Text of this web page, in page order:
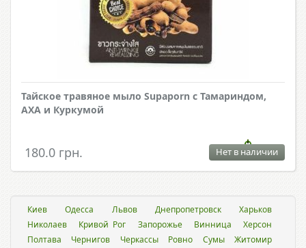
Тайское травяное мыло Supaporn с Тамариндом,
АХА и Куркумой
180.0 грн. Нет в наличии
Киев Одесса Львов Днепропетровск
Харьков
Николаев
Кривой Рог Запорожье Винница
Херсон
Полтава
Чернигов Черкассы Ровно Сумы
Житомир